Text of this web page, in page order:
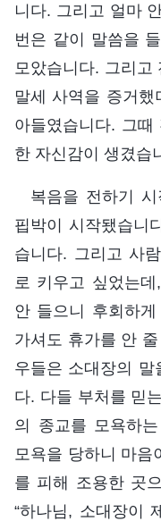
니다. 그리고 얼마
번은 같이 말씀을
모았습니다. 그리고
말세 사역을 증거
아들였습니다. 그
한 자신감이 생겼습
복음을 전하기
핍박이 시작됐습니
습니다. 그리고 사
로 키우고 싶었는
안 들으니 후회하
가셔도 휴가를 안
우들은 소대장의 말
다. 다들 부처를 믿
의 종교를 모욕하
모욕을 당하니 마음
를 피해 조용한 곳
“하나님, 소대장이